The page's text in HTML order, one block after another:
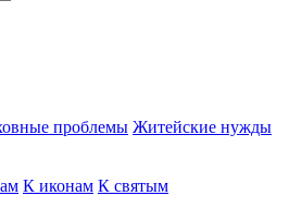
проблемы Житейские нужды
К иконам К святым